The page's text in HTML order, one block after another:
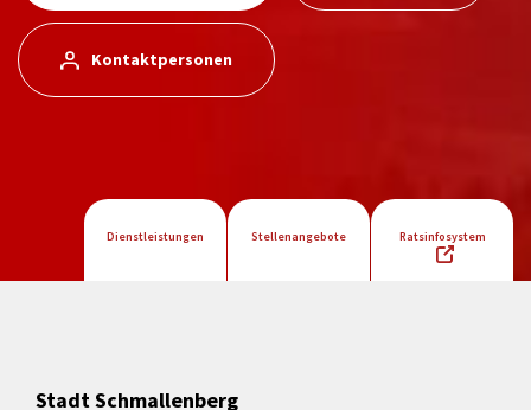
Kontaktpersonen
Dienstleistungen Stellenangebote Ratsinfosystem
Stadt Schmallenberg